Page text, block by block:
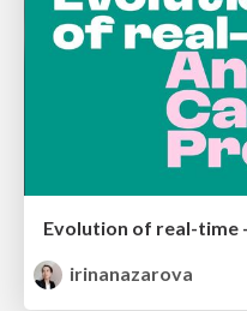
irinanazarova